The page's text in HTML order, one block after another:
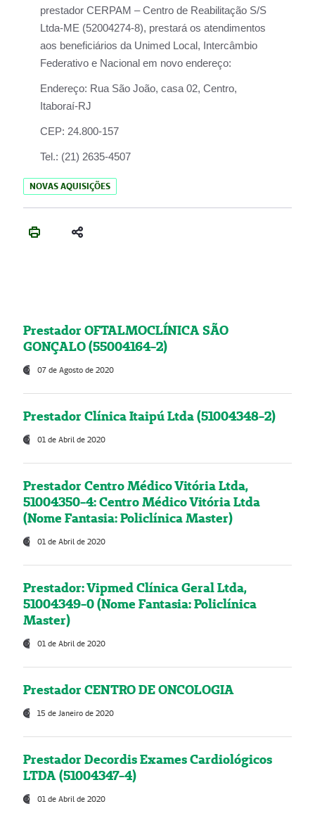
prestador CERPAM – Centro de Reabilitação S/S
Ltda-ME (52004274-8), prestará os atendimentos
aos beneficiários da Unimed Local, Intercâmbio
Federativo e Nacional em novo endereço:
Endereço: Rua São João, casa 02, Centro,
Itaboraí-RJ
CEP: 24.800-157
Tel.: (21) 2635-4507
NOVAS AQUISIÇÕES
Prestador OFTALMOCLÍNICA SÃO
GONÇALO (55004164-2)
07 de Agosto de 2020
Prestador Clínica Itaipú Ltda (51004348-2)
01 de Abril de 2020
Prestador Centro Médico Vitória Ltda,
51004350-4: Centro Médico Vitória Ltda
(Nome Fantasia: Policlínica Master)
01 de Abril de 2020
Prestador: Vipmed Clínica Geral Ltda,
51004349-0 (Nome Fantasia: Policlínica
Master)
01 de Abril de 2020
Prestador CENTRO DE ONCOLOGIA
15 de Janeiro de 2020
Prestador Decordis Exames Cardiológicos
LTDA (51004347-4)
01 de Abril de 2020